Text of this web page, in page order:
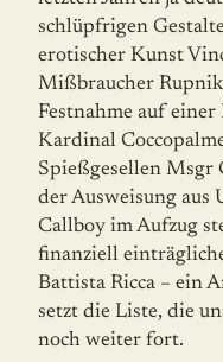
schlüpfrigen
erotischer Kunst
Mißbraucher
Festnahme auf
Kardinal
Spießgesellen Msgr
der Ausweisung aus
Callboy im Aufzug
finanziell
Battista Ricca – ein
setzt die Liste, die
noch weiter fort.